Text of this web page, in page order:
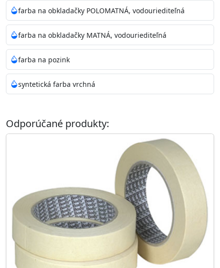
farba na obkladačky POLOMATNÁ, vodouriediteľná
farba na obkladačky MATNÁ, vodouriediteľná
farba na pozink
syntetická farba vrchná
Odporúčané produkty: